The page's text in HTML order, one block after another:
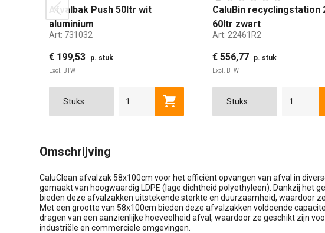
Afvalbak Push 50ltr wit
aluminium
Art: 731032
€ 199,53 p. stuk
Excl. BTW
Toevoegen aan winkelwagen
CaluBin recyclingstation
60ltr zwart
Art: 22461R2
€ 556,77 p. stuk
Excl. BTW
2X60 LITER 3X60
prev
Omschrijving
CaluClean afvalzak 58x100cm voor het efficiënt opvangen van afval in
gemaakt van hoogwaardig LDPE (lage dichtheid polyethyleen). Dankzij het
bieden deze afvalzakken uitstekende sterkte en duurzaamheid, waardoor
Met een grootte van 58x100cm bieden deze afvalzakken voldoende
dragen van een aanzienlijke hoeveelheid afval, waardoor ze geschikt zijn
industriële en commerciele omgevingen.